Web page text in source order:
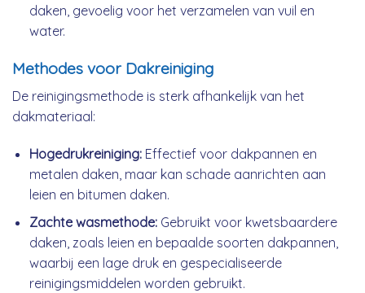
daken, gevoelig voor het verzamelen van vuil en
water.
Methodes voor Dakreiniging
De reinigingsmethode is sterk afhankelijk van het
dakmateriaal:
Hogedrukreiniging:Effectief voor dakpannen en
metalen daken, maar kan schade aanrichten aan
leien en bitumen daken.
Zachte wasmethode:Gebruikt voor kwetsbaardere
daken, zoals leien en bepaalde soorten dakpannen,
waarbij een lage druk en gespecialiseerde
reinigingsmiddelen worden gebruikt.